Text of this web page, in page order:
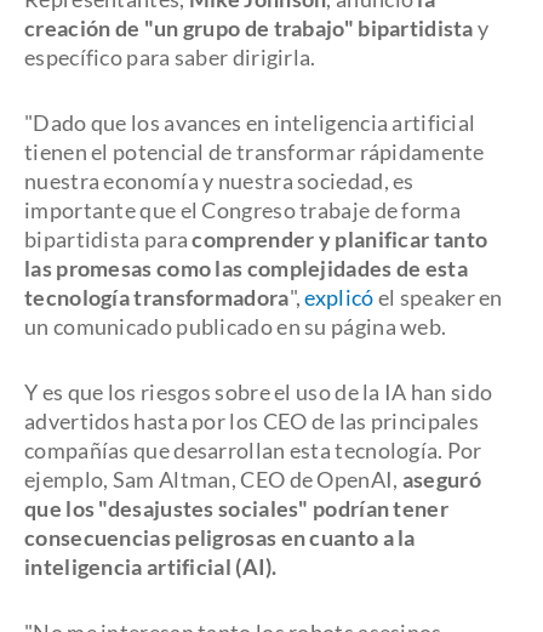
creación de "un grupo de trabajo" bipartidistay
específico para saber dirigirla.
"Dado que los avances en inteligencia artificial
tienen el potencial de transformar rápidamente
nuestra economía y nuestra sociedad, es
importante que el Congreso trabaje de forma
bipartidista paracomprender y planificar tanto
las promesas como las complejidades de esta
tecnología transformadora",explicóel speaker en
un comunicado publicado en su página web.
Y es que los riesgos sobre el uso de la IA han sido
advertidos hasta por los CEO de las principales
compañías que desarrollan esta tecnología. Por
ejemplo, Sam Altman, CEO de OpenAI, aseguró
que los "desajustes sociales" podrían tener
consecuencias peligrosas en cuanto a la
inteligencia artificial (AI).